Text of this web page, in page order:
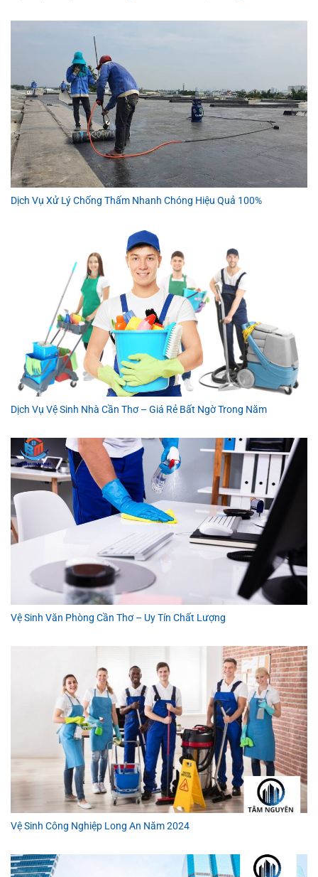
Dịch Vụ Xử Lý Chống Thấm Nhanh Chóng Hiệu Quả 100%
Dịch Vụ Vệ Sinh Nhà Cần Thơ – Giá Rẻ Bất Ngờ Trong Năm
Vệ Sinh Văn Phòng Cần Thơ – Uy Tín Chất Lượng
Vệ Sinh Công Nghiệp Long An Năm 2024